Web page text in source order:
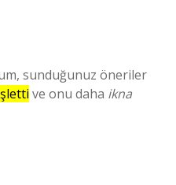
sunduğunuz öneriler
ve onu daha ikna